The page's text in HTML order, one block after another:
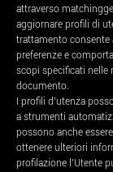
attraverso
aggiornare profili di
trattamento consente
preferenze e
scopi specificati nelle
documento.
I profili d’utenza
a strumenti
possono anche
ottenere ulteriori
profilazione l’Utente